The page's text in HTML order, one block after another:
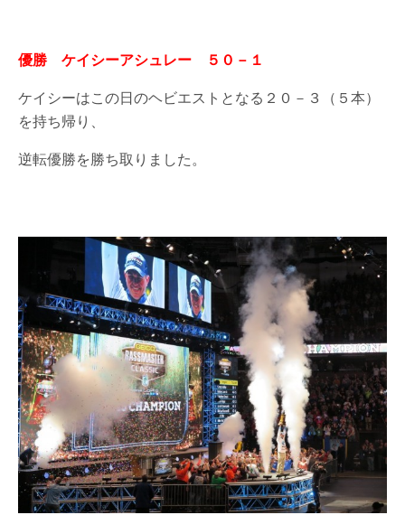
優勝 ケイシーアシュレー ５０－１
ケイシーはこの日のヘビエストとなる２０－３（５本）
を持ち帰り、
逆転優勝を勝ち取りました。